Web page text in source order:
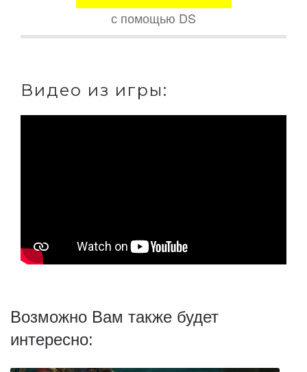
с помощью DS
Видео из игры:
Возможно Вам также будет
интересно: